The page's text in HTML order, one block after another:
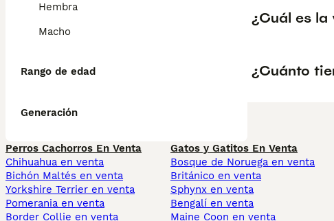
Hembra
Macho
Rango de edad
Generación
¿Cuál es la
¿Cuánto
Perros Cachorros En Venta
Chihuahua en venta
Bichón Maltés en venta
Yorkshire Terrier en venta
Pomerania en venta
Border Collie en venta
Gatos y Gatitos En Venta
Bosque de Noruega en venta
Británico en venta
Sphynx en venta
Bengalí en venta
Maine Coon en venta